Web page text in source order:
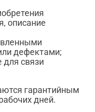
описание
дефектами;
связи
гарантийным
дней.